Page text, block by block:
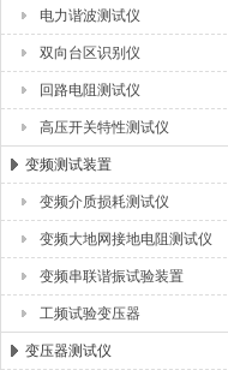
电力谐波测试仪
双向台区识别仪
回路电阻测试仪
高压开关特性测试仪
变频测试装置
变频介质损耗测试仪
变频大地网接地电阻测试仪
变频串联谐振试验装置
工频试验变压器
变压器测试仪